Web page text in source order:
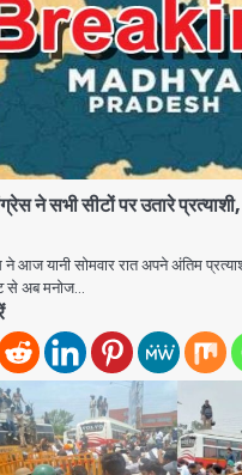
ने सभी सीटों पर उतारे
आज यानी सोमवार रात अपने अंतिम
से अब मनोज…